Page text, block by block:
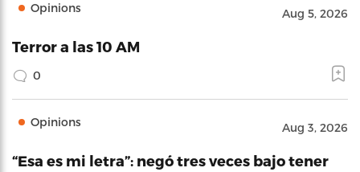
Opinions Aug 5, 2026
Terror a las 10 AM
0
Opinions Aug 3, 2026
“Esa es mi letra”: negó tres veces bajo tener